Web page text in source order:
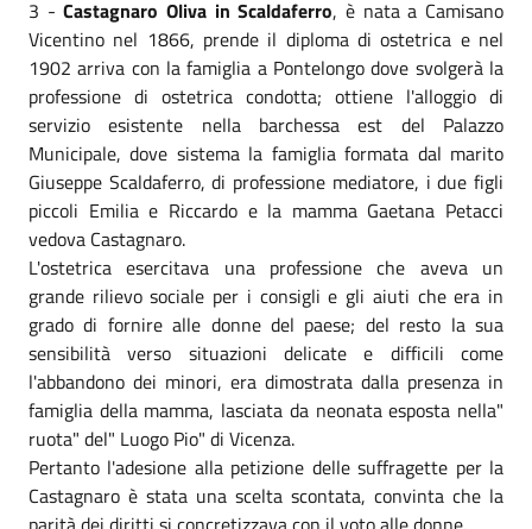
3 -Castagnaro Oliva in Scaldaferro, è nata a Camisano
Vicentino nel 1866, prende il diploma di ostetrica e nel
1902 arriva con la famiglia a Pontelongo dove svolgerà la
professione di ostetrica condotta; ottiene l'alloggio di
servizio esistente nella barchessa est del Palazzo
Municipale, dove sistema la famiglia formata dal marito
Giuseppe Scaldaferro, di professione mediatore, i due figli
piccoli Emilia e Riccardo e la mamma Gaetana Petacci
vedova Castagnaro.
L'ostetrica esercitava una professione che aveva un
grande rilievo sociale per i consigli e gli aiuti che era in
grado di fornire alle donne del paese; del resto la sua
sensibilità verso situazioni delicate e difficili come
l'abbandono dei minori, era dimostrata dalla presenza in
famiglia della mamma, lasciata da neonata esposta nella"
ruota" del" Luogo Pio" di Vicenza.
Pertanto l'adesione alla petizione delle suffragette per la
Castagnaro è stata una scelta scontata, convinta che la